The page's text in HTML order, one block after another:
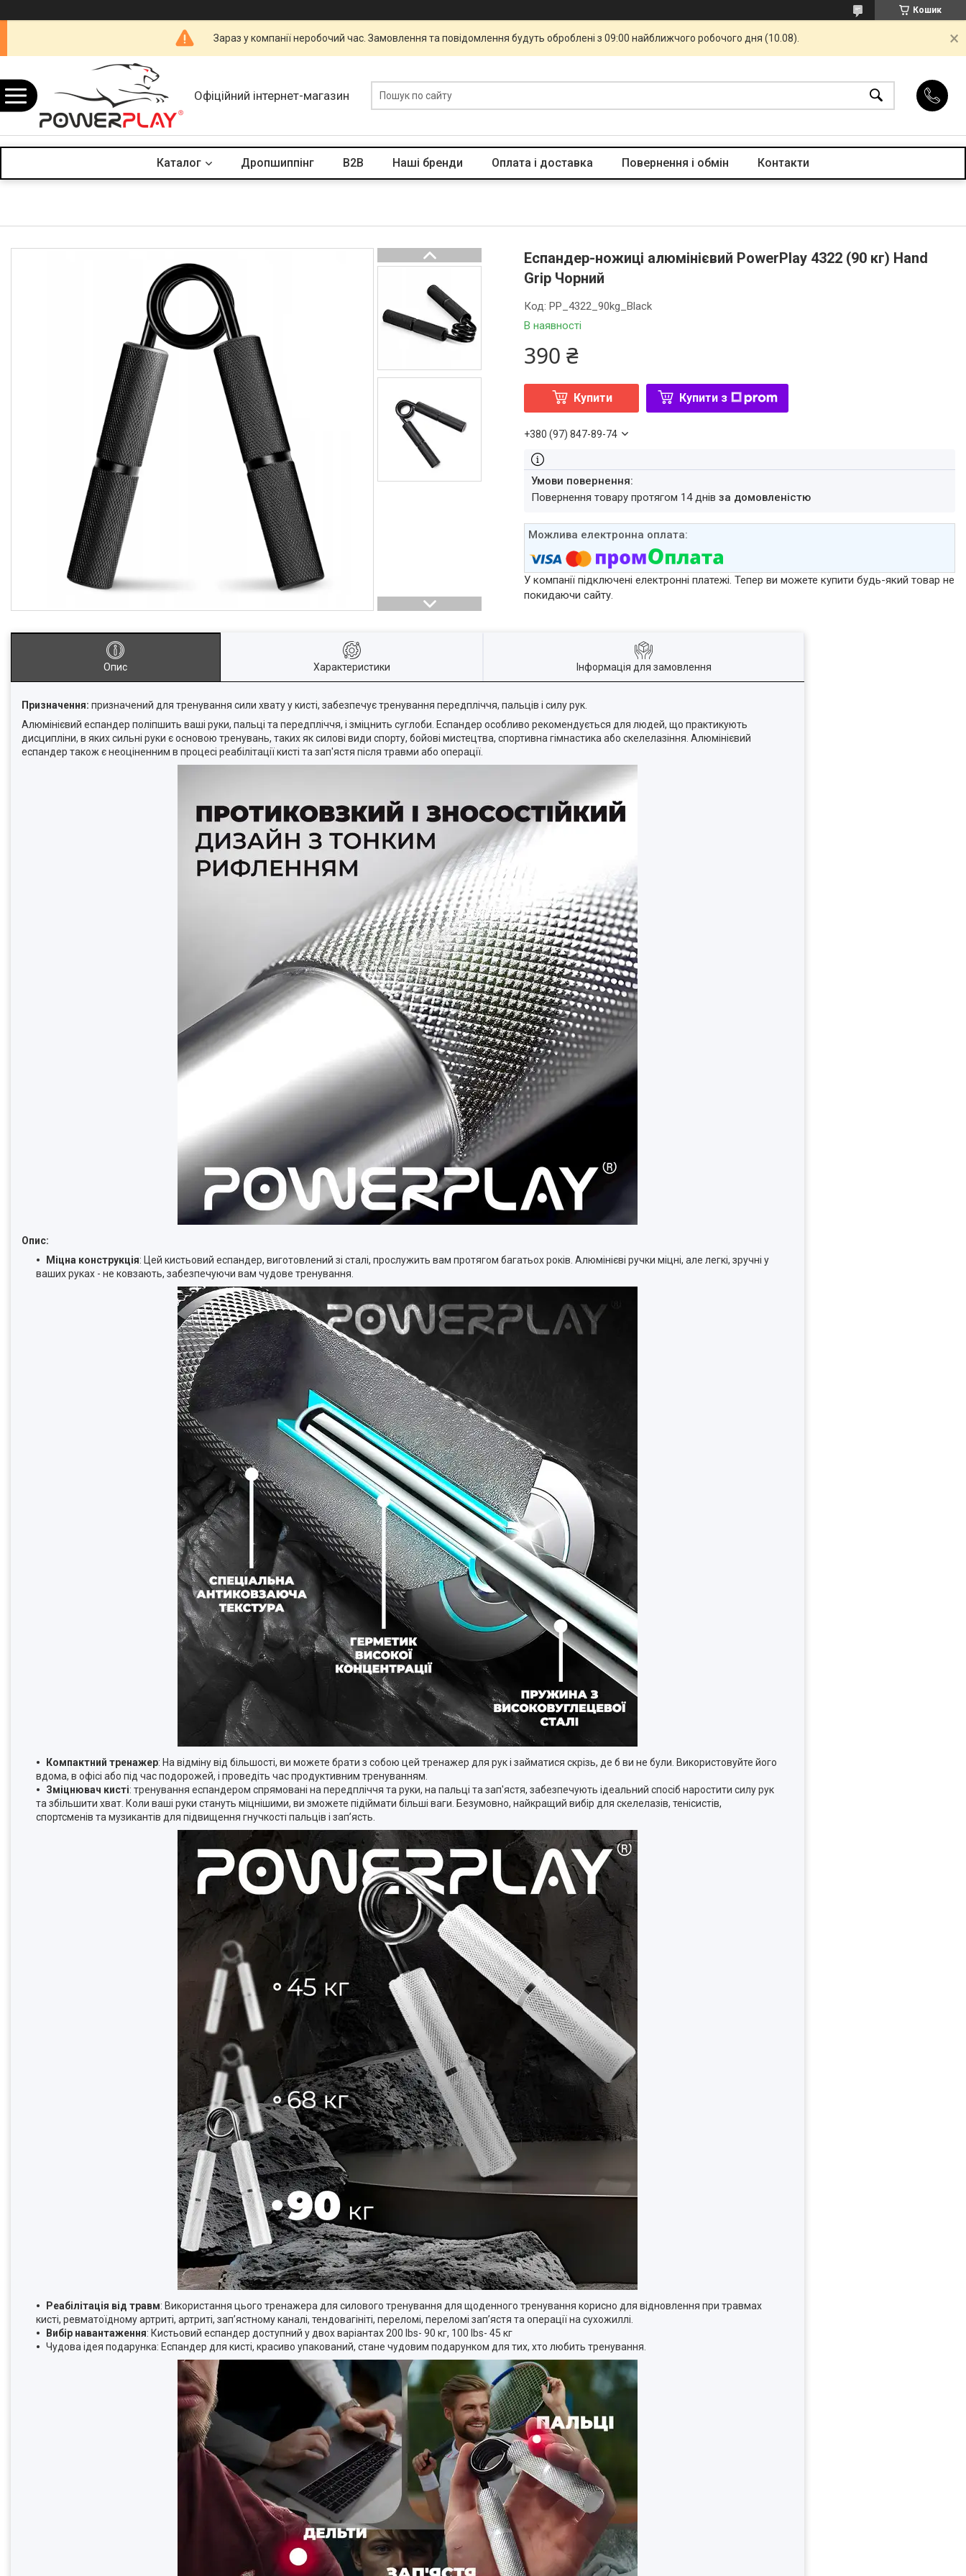
Кошик
Зараз у компанії неробочий час. Замовлення та повідомлення будуть оброблені з 09:00 найближчого робочого дня (10.08).
Офіційний інтернет-магазин
Каталог Дропшиппінг B2B Наші бренди Оплата і доставка Повернення і обмін Контакти
Еспандер-ножиці алюмінієвий PowerPlay 4322 (90 кг) Hand
Grip Чорний
В наявності
Код:PP_4322_90kg_Black
390 ₴
Купити Купити з
+380 (97) 847-89-74
повернення товару протягом 14 днівза домовленістю
У компанії підключені електронні платежі. Тепер ви можете купити будь-який товар не
покидаючи сайту.
Опис Характеристики Інформація для замовлення
Призначення: призначений для тренування сили хвату у кисті, забезпечує тренування передпліччя, пальців і силу рук.
Алюмінієвий еспандер поліпшить ваші руки, пальці та передпліччя, і зміцнить суглоби. Еспандер особливо рекомендується для людей, що практикують
дисципліни, в яких сильні руки є основою тренувань, таких як силові види спорту, бойові мистецтва, спортивна гімнастика або скелелазіння. Алюмінієвий
еспандер також є неоціненним в процесі реабілітації кисті та зап'ястя після травми або операції.
Опис:
Міцна конструкція: Цей кистьовий еспандер, виготовлений зі сталі, прослужить вам протягом багатьох років. Алюмінієві ручки міцні, але легкі, зручні у
ваших руках - не ковзають, забезпечуючи вам чудове тренування.
Компактний тренажер: На відміну від більшості, ви можете брати з собою цей тренажер для рук і займатися скрізь, де б ви не були. Використовуйте його
вдома, в офісі або під час подорожей, і проведіть час продуктивним тренуванням.
Зміцнювач кисті: тренування еспандером спрямовані на передпліччя та руки, на пальці та зап'ястя, забезпечують ідеальний спосіб наростити силу рук
та збільшити хват. Коли ваші руки стануть міцнішими, ви зможете підіймати більші ваги. Безумовно, найкращий вибір для скелелазів, тенісистів,
спортсменів та музикантів для підвищення гнучкості пальців і зап’ясть.
Реабілітація від травм: Використання цього тренажера для силового тренування для щоденного тренування корисно для відновлення при травмах
кисті, ревматоїдному артриті, артриті, зап’ястному каналі, тендовагініті, переломі, переломі зап’ястя та операції на сухожиллі.
Вибір навантаження: Кистьовий еспандер доступний у двох варіантах 200 lbs- 90 кг, 100 lbs- 45 кг
Чудова ідея подарунка: Еспандер для кисті, красиво упакований, стане чудовим подарунком для тих, хто любить тренування.